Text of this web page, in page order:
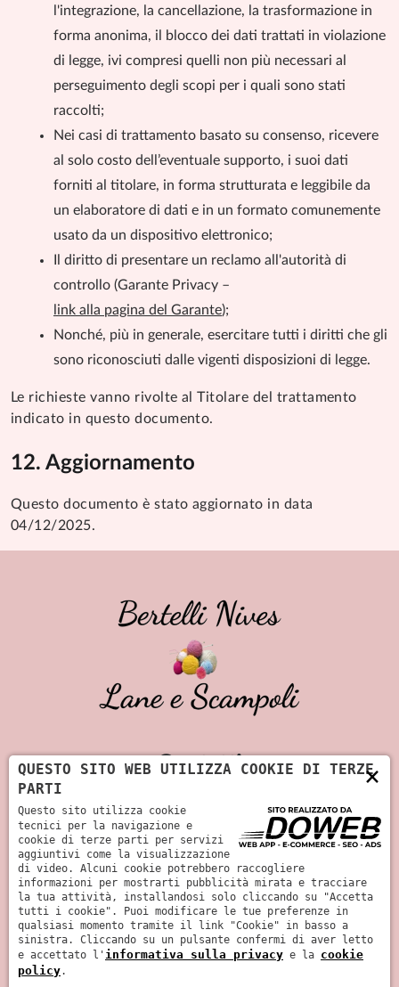
l'integrazione, la cancellazione, la trasformazione in
forma anonima, il blocco dei dati trattati in violazione
di legge, ivi compresi quelli non più necessari al
perseguimento degli scopi per i quali sono stati
raccolti;
Nei casi di trattamento basato su consenso, ricevere
al solo costo dell’eventuale supporto, i suoi dati
forniti al titolare, in forma strutturata e leggibile da
un elaboratore di dati e in un formato comunemente
usato da un dispositivo elettronico;
Il diritto di presentare un reclamo all'autorità di
controllo (Garante Privacy –
link alla pagina del Garante);
Nonché, più in generale, esercitare tutti i diritti che gli
sono riconosciuti dalle vigenti disposizioni di legge.
Le richieste vanno rivolte al Titolare del trattamento
indicato in questo documento.
Aggiornamento
Questo documento è stato aggiornato in data
04/12/2025.
Contatti
+39 045 512 304
info@bertellinives.it
Via Giosuè Carducci, 21 - 37060 Castel
d’Azzano - Verona
×
QUESTO SITO WEB UTILIZZA COOKIE DI TERZE
PARTI
Questo sito utilizza cookie
tecnici per la navigazione e
cookie di terze parti per servizi
aggiuntivi come la visualizzazione
di video. Alcuni cookie potrebbero raccogliere
informazioni per mostrarti pubblicità mirata e tracciare
la tua attività, installandosi solo cliccando su "Accetta
tutti i cookie". Puoi modificare le tue preferenze in
qualsiasi momento tramite il link "Cookie" in basso a
sinistra. Cliccando su un pulsante confermi di aver letto
e accettato l' informativa sulla privacy e la cookie
policy.